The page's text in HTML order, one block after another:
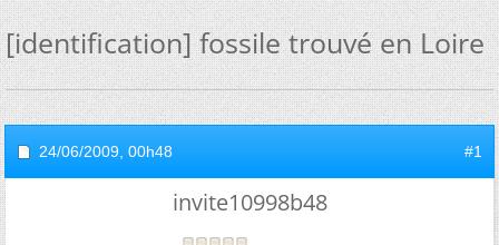
[identification] fossile trouvé en Loire
24/06/2009, 00h48 #1
invite10998b48